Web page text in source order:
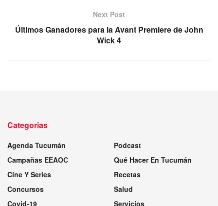
Next Post
Últimos Ganadores para la Avant Premiere de John
Wick 4
Categorias
Agenda Tucumán
Campañas EEAOC
Cine Y Series
Concursos
Covid-19
Podcast
Qué Hacer En Tucumán
Recetas
Salud
Servicios